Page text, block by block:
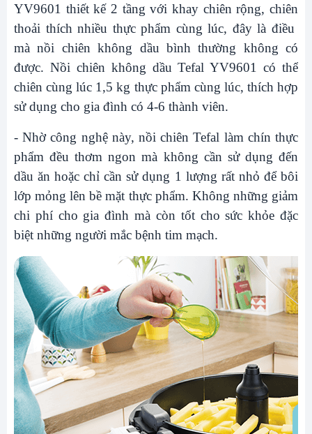
YV9601 thiết kế 2 tầng với khay chiên rộng, chiên
thoải thích nhiều thực phẩm cùng lúc, đây là điều
mà nồi chiên không dầu bình thường không có
được. Nồi chiên không dầu Tefal YV9601 có thể
chiên cùng lúc 1,5 kg thực phẩm cùng lúc, thích hợp
sử dụng cho gia đình có 4-6 thành viên.
- Nhờ công nghệ này, nồi chiên Tefal làm chín thực
phẩm đều thơm ngon mà không cần sử dụng đến
dầu ăn hoặc chỉ cần sử dụng 1 lượng rất nhỏ để bôi
lớp mỏng lên bề mặt thực phẩm. Không những giảm
chi phí cho gia đình mà còn tốt cho sức khỏe đặc
biệt những người mắc bệnh tim mạch.